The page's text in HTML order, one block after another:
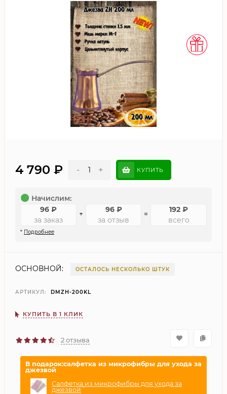
4 790 ₽ - + КУПИТЬ
Начислим:
96 ₽
за заказ
+ 96 ₽
за отзыв
= 192₽
всего
* Подробнее
ОСНОВНОЙ: ОСТАЛОСЬ НЕСКОЛЬКО ШТУК
АРТИКУЛ: DMZH-200KL
КУПИТЬ В 1 КЛИК
2 отзыва
В подарок:салфетка из микрофибры для ухода за
джезвой
Салфетка из микрофибры для ухода за
джезвой *